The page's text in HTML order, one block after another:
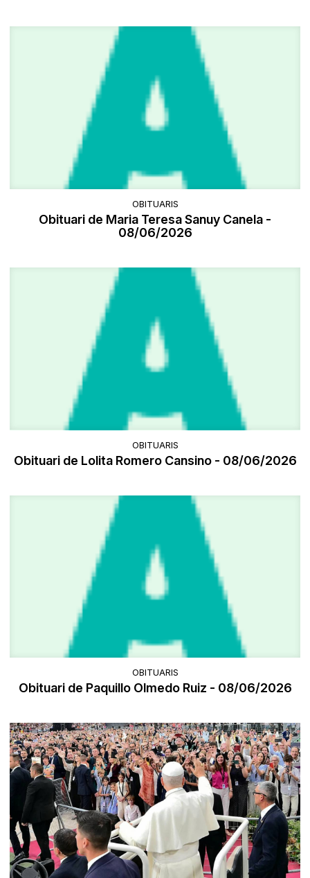
OBITUARIS
Obituari de Maria Teresa Sanuy Canela -
08/06/2026
OBITUARIS
Obituari de Lolita Romero Cansino - 08/06/2026
OBITUARIS
Obituari de Paquillo Olmedo Ruiz - 08/06/2026